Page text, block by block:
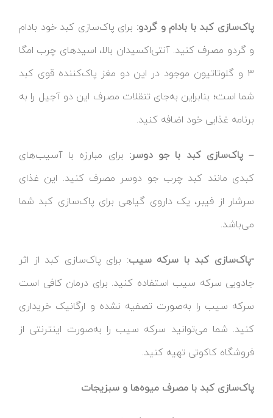
پاک‌سازی کبد با بادام و گردو: برای پاک‌سازی کبد خود بادام
و گردو مصرف کنید. آنتی‌اکسیدان بالا، اسید‌های چرب امگا
۳ و گلوتاتیون موجود در این دو مغز پاک‌کننده قوی کبد
شما است؛ بنابراین به‌جای تنقلات مصرف این دو آجیل را به
برنامه غذایی خود اضافه کنید.
– پاک‌سازی کبد با جو دوسر: برای مبارزه با آسیب‌های
کبدی مانند کبد چرب جو دوسر مصرف کنید. این غذای
سرشار از فیبر، یک داروی گیاهی برای پاک‌سازی کبد شما
می‌باشد.
-پاک‌سازی کبد با سرکه سیب: برای پاک‌سازی کبد از اثر
جادویی سرکه سیب استفاده کنید. برای درمان کافی است
سرکه سیب را به‌صورت تصفیه نشده و ارگانیک خریداری
کنید. شما می‌توانید سرکه سیب را به‌صورت اینترنتی از
فروشگاه کاکوتی تهیه کنید.
پاک‌سازی کبد با مصرف میوه‌ها و سبزیجات